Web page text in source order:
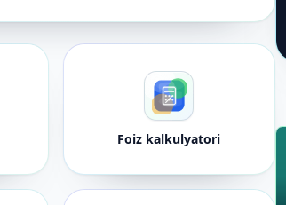
Foiz kalkulyatori